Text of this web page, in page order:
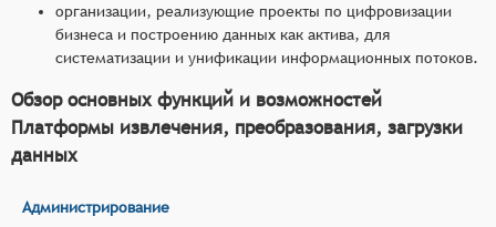
организации, реализующие проекты по цифровизации
бизнеса и построению данных как актива, для
систематизации и унификации информационных потоков.
Обзор основных функций и возможностей
Платформы извлечения, преобразования, загрузки
данных
Администрирование